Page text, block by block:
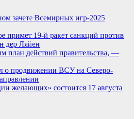
зачете Всемирных игр-2025
примет 19-й ракет санкций против
дер Ляйен
план действий правительства, —
о продвижении ВСУ на Северо-
желающих» состоится 17 августа